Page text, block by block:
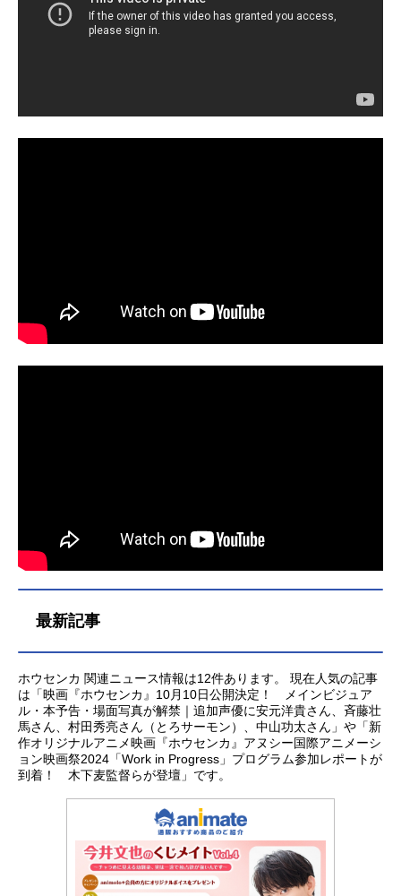
最新記事
ホウセンカ 関連ニュース情報は12件あります。 現在人気の記事
は「映画『ホウセンカ』10月10日公開決定！ メインビジュア
ル・本予告・場面写真が解禁｜追加声優に安元洋貴さん、斉藤壮
馬さん、村田秀亮さん（とろサーモン）、中山功太さん」や「新
作オリジナルアニメ映画『ホウセンカ』アヌシー国際アニメーシ
ョン映画祭2024「Work in Progress」プログラム参加レポートが
到着！ 木下麦監督らが登壇」です。